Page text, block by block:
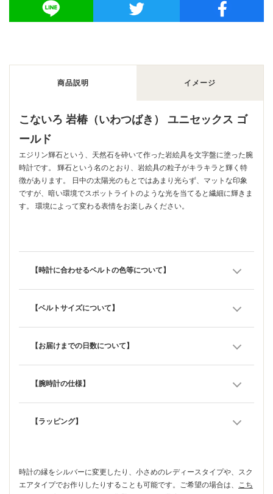
商品説明 イメージ
こないろ 岩椿（いわつばき） ユニセックス ゴ
ールド
エジリン輝石という、天然石を砕いて作った岩絵具を文字盤に塗った腕
時計です。 輝石という名のとおり、岩絵具の粒子がキラキラと輝く特
徴があります。 日中の太陽光のもとではあまり光らず、マットな印象
ですが、暗い環境でスポットライトのような光を当てると繊細に輝きま
す。 環境によって変わる表情をお楽しみください。
【時計に合わせるベルトの色等について】
【ベルトサイズについて】
【お届けまでの日数について】
【腕時計の仕様】
【ラッピング】
時計の縁をシルバーに変更したり、小さめのレディースタイプや、スク
エアタイプでお作りしたりすることも可能です。ご希望の場合は、 こち